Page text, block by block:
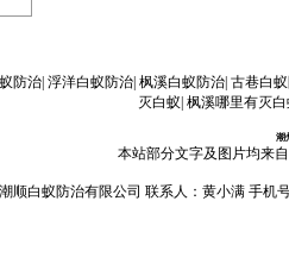
防治| 浮洋白蚁防治| 枫溪白蚁防治| 古巷白
灭白蚁 枫溪哪里有灭白
潮
本站部分文字及图片均来
顺白蚁防治有限公司 联系人：黄小满 手机